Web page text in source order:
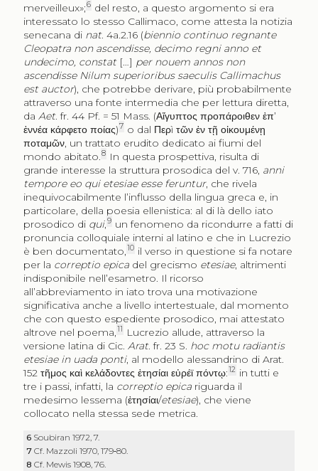
merveilleux»;6 del resto, a questo argomento si era
interessato lo stesso Callimaco, come attesta la notizia
senecana di nat. 4a.2.16 (biennio continuo regnante
Cleopatra non ascendisse, decimo regni anno et
undecimo, constat […] per nouem annos non
ascendisse Nilum superioribus saeculis Callimachus
est auctor), che potrebbe derivare, più probabilmente
attraverso una fonte intermedia che per lettura diretta,
da Aet. fr. 44 Pf. = 51 Mass. (Αἴγυπτος προπάροιθεν ἐπ’
ἐννέα κάρφετο ποίας)7 o dal Περì τῶν ἐν τῇ οἰκουμένῃ
ποταμῶν, un trattato erudito dedicato ai fiumi del
mondo abitato.8 In questa prospettiva, risulta di
grande interesse la struttura prosodica del v. 716, anni
tempore eo qui etesiae esse feruntur, che rivela
inequivocabilmente l’influsso della lingua greca e, in
particolare, della poesia ellenistica: al di là dello iato
prosodico di qui,9 un fenomeno da ricondurre a fatti di
pronuncia colloquiale interni al latino e che in Lucrezio
è ben documentato,10 il verso in questione si fa notare
per la correptio epica del grecismo etesiae, altrimenti
indisponibile nell’esametro. Il ricorso
all’abbreviamento in iato trova una motivazione
significativa anche a livello intertestuale, dal momento
che con questo espediente prosodico, mai attestato
altrove nel poema,11
Lucrezio allude, attraverso la
versione latina di Cic. Arat. fr. 23 S. hoc motu radiantis
etesiae in uada ponti, al modello alessandrino di Arat.
152 τῆμος καὶ κελάδοντες ἐτησίαι εὐρέϊ πόντῳ:12 in tutti e
tre i passi, infatti, la correptio epicariguarda il
medesimo lessema (ἐτησίαι/etesiae), che viene
collocato nella stessa sede metrica.
6 Soubiran 1972, 7.
7Cf. Mazzoli 1970, 179‑80.
8Cf. Mewis 1908, 76.